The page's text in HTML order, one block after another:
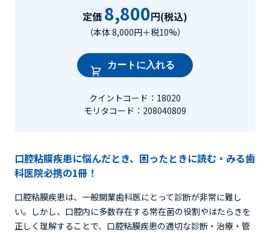
定価 8,800円(税込)
（本体 8,000円＋税10%）
カートに入れる
クイントコード：18020
モリタコード：208040809
口腔粘膜疾患に悩んだとき、困ったときに読む・みる歯
科医院必携の1冊！
口腔粘膜疾患は、一般開業歯科医にとって診断が非常に難し
い。しかし、口腔内に多数存在する常在菌の役割やはたらきを
正しく理解することで、口腔粘膜疾患の適切な診断・治療・管